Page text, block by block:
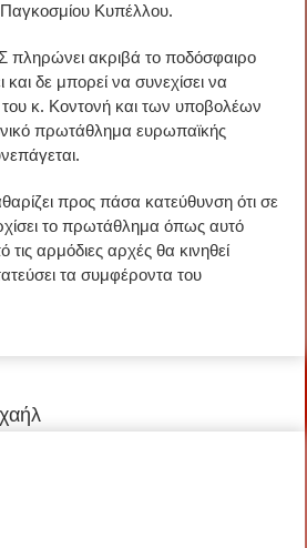
Κυπέλλου.
ακριβά το ποδόσφαιρο
δε μπορεί να συνεχίσει να
του κ. Κοντονή και των υποβολέων
πρωτάθλημα ευρωπαϊκής
προς πάσα κατεύθυνση ότι σε
το πρωτάθλημα όπως αυτό
αρμόδιες αρχές θα κινηθεί
τα συμφέροντα του